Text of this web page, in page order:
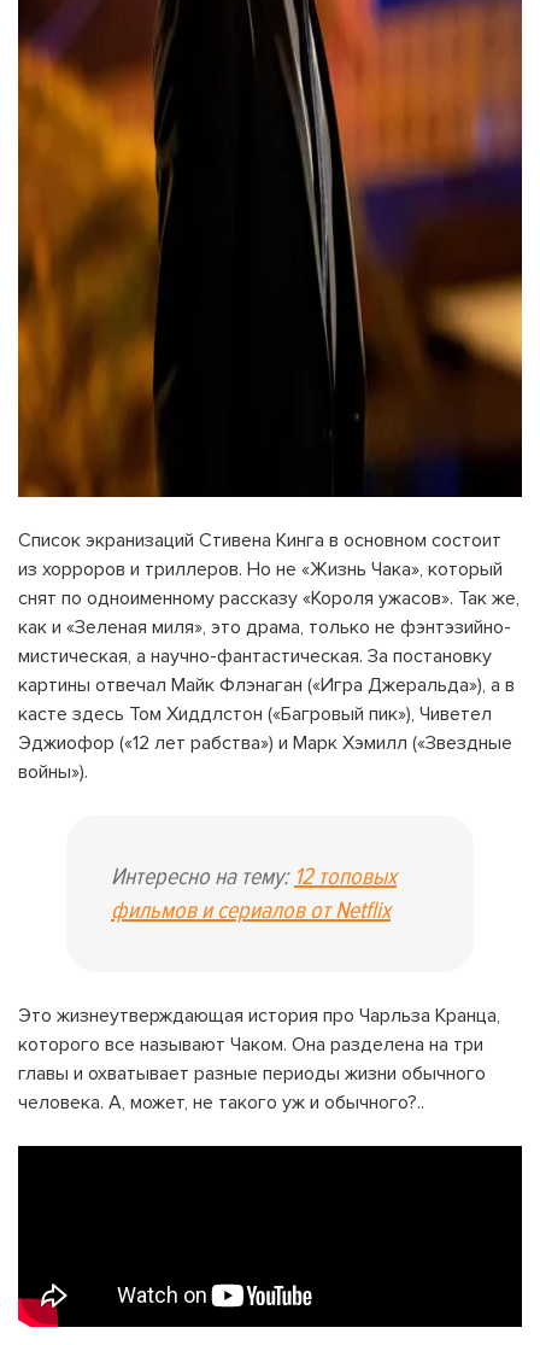
Список экранизаций Стивена Кинга в основном состоит
из хорроров и триллеров. Но не «Жизнь Чака», который
снят по одноименному рассказу «Короля ужасов». Так же,
как и «Зеленая миля», это драма, только не фэнтэзийно-
мистическая, а научно-фантастическая. За постановку
картины отвечал Майк Флэнаган («Игра Джеральда»), а в
касте здесь Том Хиддлстон («Багровый пик»), Чиветел
Эджиофор («12 лет рабства») и Марк Хэмилл («Звездные
войны»).
Интересно на тему: 12 топовых
фильмов и сериалов от Netflix
Это жизнеутверждающая история про Чарльза Кранца,
которого все называют Чаком. Она разделена на три
главы и охватывает разные периоды жизни обычного
человека. А, может, не такого уж и обычного?..